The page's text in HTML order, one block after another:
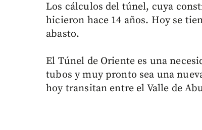
Los cálculos del túnel, cuya
hicieron hace 14 años. Hoy se
abasto.
El Túnel de Oriente es una
tubos y muy pronto sea una
hoy transitan entre el Valle de